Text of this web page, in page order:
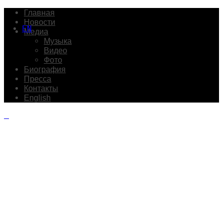
Главная
Новости
Медиа
Музыка
Видео
Фото
Биография
Пресса
Контакты
English
EN